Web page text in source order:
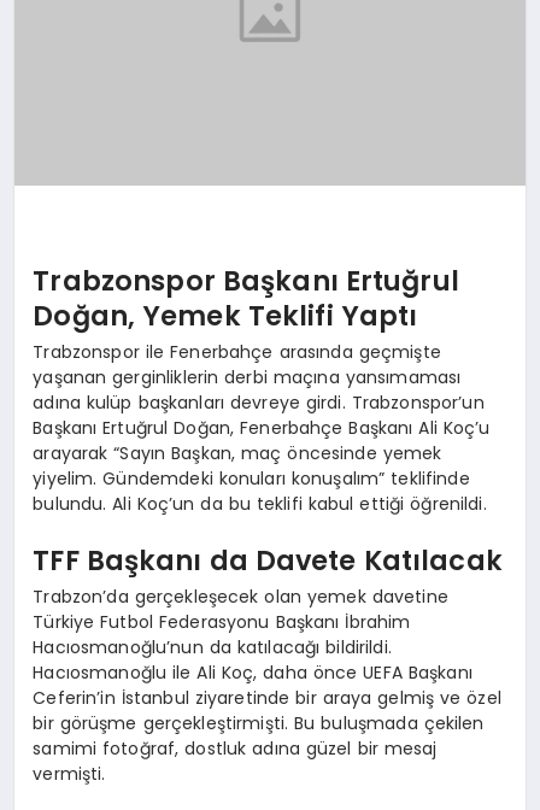
Trabzonspor Başkanı Ertuğrul
Doğan, Yemek Teklifi Yaptı
Trabzonspor ile Fenerbahçe arasında geçmişte
yaşanan gerginliklerin derbi maçına yansımaması
adına kulüp başkanları devreye girdi. Trabzonspor’un
Başkanı Ertuğrul Doğan, Fenerbahçe Başkanı Ali Koç’u
arayarak “Sayın Başkan, maç öncesinde yemek
yiyelim. Gündemdeki konuları konuşalım” teklifinde
bulundu. Ali Koç’un da bu teklifi kabul ettiği öğrenildi.
TFF Başkanı da Davete Katılacak
Trabzon’da gerçekleşecek olan yemek davetine
Türkiye Futbol Federasyonu Başkanı İbrahim
Hacıosmanoğlu’nun da katılacağı bildirildi.
Hacıosmanoğlu ile Ali Koç, daha önce UEFA Başkanı
Ceferin’in İstanbul ziyaretinde bir araya gelmiş ve özel
bir görüşme gerçekleştirmişti. Bu buluşmada çekilen
samimi fotoğraf, dostluk adına güzel bir mesaj
vermişti.